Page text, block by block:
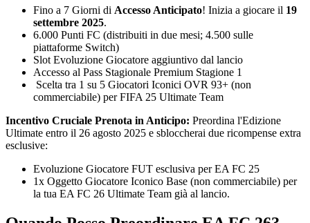
Fino a 7 Giorni di Accesso Anticipato! Inizia a giocare il 19
settembre 2025.
6.000 Punti FC (distribuiti in due mesi; 4.500 sulle
piattaforme Switch)
Slot Evoluzione Giocatore aggiuntivo dal lancio
Accesso al Pass Stagionale Premium Stagione 1
Scelta tra 1 su 5 Giocatori Iconici OVR 93+ (non
commerciabile) per FIFA 25 Ultimate Team
Incentivo Cruciale Prenota in Anticipo: Preordina l'Edizione
Ultimate entro il 26 agosto 2025 e sbloccherai due ricompense extra
esclusive:
Evoluzione Giocatore FUT esclusiva per EA FC 25
1x Oggetto Giocatore Iconico Base (non commerciabile) per
la tua EA FC 26 Ultimate Team già al lancio.